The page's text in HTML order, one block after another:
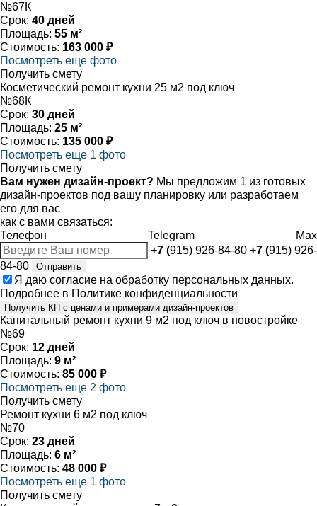
№67К
Срок: 40 дней
Площадь: 55 м²
Стоимость: 163 000 ₽
Посмотреть еще фото
Получить смету
Косметический ремонт кухни 25 м2 под ключ
№68К
Срок: 30 дней
Площадь: 25 м²
Стоимость: 135 000 ₽
Посмотреть еще 1 фото
Получить смету
Вам нужен дизайн-проект? Мы предложим 1 из готовых
дизайн-проектов под вашу планировку или разработаем
его для вас
как с вами связаться:
Телефон
Telegram
Max
+7 (915) 926-84-80 +7 (915) 926-
84-80
Отправить
Я даю согласие на обработку персональных данных.
Подробнее в Политике конфиденциальности
Получить КП с ценами и примерами дизайн-проектов
Капитальный ремонт кухни 9 м2 под ключ в новостройке
№69
Срок: 12 дней
Площадь: 9 м²
Стоимость: 85 000 ₽
Посмотреть еще 2 фото
Получить смету
Ремонт кухни 6 м2 под ключ
№70
Срок: 23 дней
Площадь: 6 м²
Стоимость: 48 000 ₽
Посмотреть еще 1 фото
Получить смету